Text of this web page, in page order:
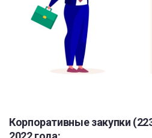
Корпоративные закупки